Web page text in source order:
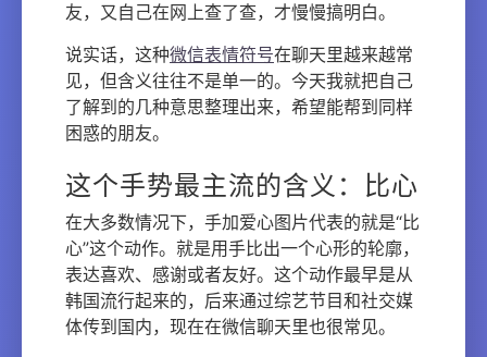
友，又自己在网上查了查，才慢慢搞明白。
说实话，这种微信表情符号在聊天里越来越常
见，但含义往往不是单一的。今天我就把自己
了解到的几种意思整理出来，希望能帮到同样
困惑的朋友。
这个手势最主流的含义：比心
在大多数情况下，手加爱心图片代表的就是“比
心”这个动作。就是用手比出一个心形的轮廓，
表达喜欢、感谢或者友好。这个动作最早是从
韩国流行起来的，后来通过综艺节目和社交媒
体传到国内，现在在微信聊天里也很常见。